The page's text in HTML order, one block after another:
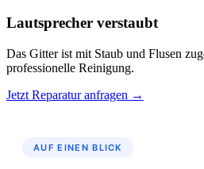
Lautsprecher verstaubt
Das Gitter ist mit Staub und Flusen
professionelle Reinigung.
Jetzt Reparatur anfragen →
AUF EINEN BLICK